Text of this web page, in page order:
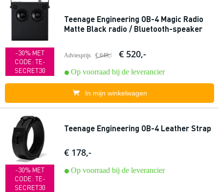
-30% MET
CODE: TE-
SECRET30
Teenage Engineering OB-4 Magic Radio
Matte Black radio / Bluetooth-speaker
Adviesprijs € 649,- € 520,-
Op voorraad bij de leverancier
In mijn winkelwagen
-30% MET
CODE: TE-
SECRET30
Teenage Engineering OB-4 Leather Strap
€ 178,-
Op voorraad bij de leverancier